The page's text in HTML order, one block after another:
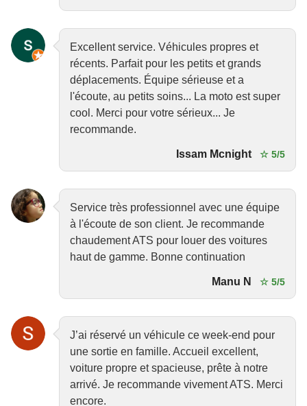
Excellent service. Véhicules propres et
récents. Parfait pour les petits et grands
déplacements. Équipe sérieuse et a
l'écoute, au petits soins... La moto est super
cool. Merci pour votre sérieux... Je
recommande.
Issam Mcnight ☆ 5/5
Service très professionnel avec une équipe
à l'écoute de son client. Je recommande
chaudement ATS pour louer des voitures
haut de gamme. Bonne continuation
Manu N ☆ 5/5
J’ai réservé un véhicule ce week-end pour
une sortie en famille. Accueil excellent,
voiture propre et spacieuse, prête à notre
arrivé. Je recommande vivement ATS. Merci
encore.